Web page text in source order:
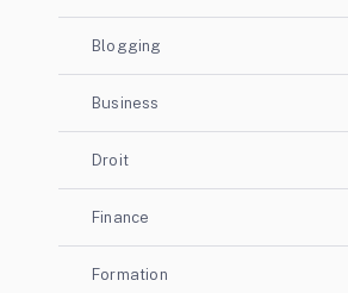
Blogging
Business
Droit
Finance
Formation